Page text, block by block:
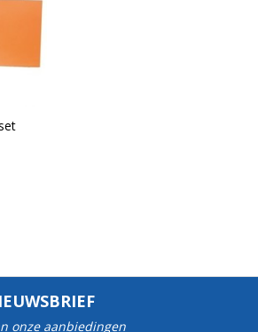
onze aanbiedingen